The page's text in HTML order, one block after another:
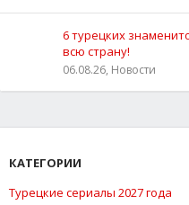
6 турецких
всю страну!
06.08.26, Новости
КАТЕГОРИИ
Турецкие сериалы 2027 года